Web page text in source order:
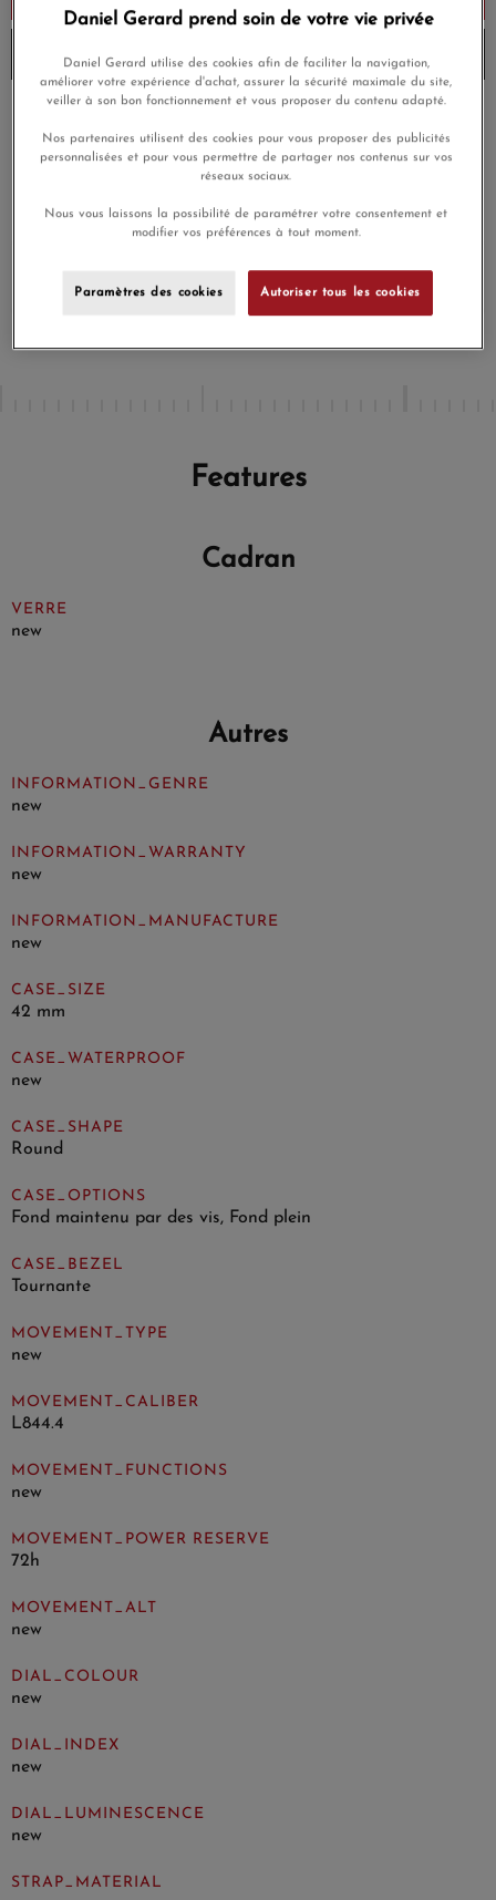
Stock verification...
Livraison gratuite
fois
Buying this product you will collect€100.50with our loyalty
program.
Features
Cadran
VERRE
new
Autres
INFORMATION_GENRE
new
INFORMATION_WARRANTY
new
INFORMATION_MANUFACTURE
new
CASE_SIZE
42 mm
CASE_WATERPROOF
new
CASE_SHAPE
Round
CASE_OPTIONS
Fond maintenu par des vis, Fond plein
CASE_BEZEL
Tournante
MOVEMENT_TYPE
new
MOVEMENT_CALIBER
L844.4
MOVEMENT_FUNCTIONS
new
MOVEMENT_POWER RESERVE
72h
MOVEMENT_ALT
new
DIAL_COLOUR
new
DIAL_INDEX
new
DIAL_LUMINESCENCE
new
STRAP_MATERIAL
Daniel Gerard prend soin de votre vie privée
Daniel Gerard utilise des cookies afin de faciliter la navigation,
améliorer votre expérience d'achat, assurer la sécurité maximale du site,
veiller à son bon fonctionnement et vous proposer du contenu adapté.
Nos partenaires utilisent des cookies pour vous proposer des publicités
personnalisées et pour vous permettre de partager nos contenus sur vos
réseaux sociaux.
Nous vous laissons la possibilité de paramétrer votre consentement et
modifier vos préférences à tout moment.
Paramètres des cookies Autoriser tous les cookies